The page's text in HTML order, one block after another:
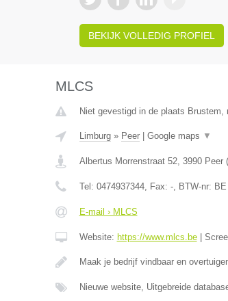
BEKIJK VOLLEDIG PROFIEL
MLCS
Niet gevestigd in de plaats
Limburg» Peer| Google maps ▼
Albertus Morrenstraat 52, 3990 Peer(
Tel: 0474937344, Fax: -, BTW-nr:
E-mail › MLCS
Website: https://www.mlcs.be|
Maak je bedrijf vindbaar en
Nieuwe website, Uitgebreide